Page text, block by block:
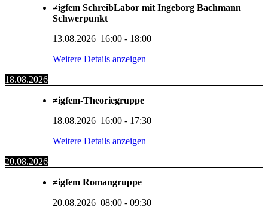
≠igfem SchreibLabor mit Ingeborg Bachmann
Schwerpunkt
13.08.2026 16:00 - 18:00
Weitere Details anzeigen
18.08.2026
≠igfem-Theoriegruppe
18.08.2026 16:00 - 17:30
Weitere Details anzeigen
20.08.2026
≠igfem Romangruppe
20.08.2026 08:00 - 09:30